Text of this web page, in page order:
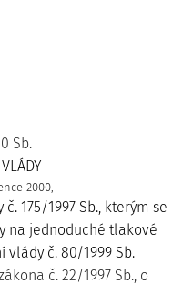
Sb.
2000,
175/1997 Sb., kterým se
na jednoduché tlakové
vlády č. 80/1999 Sb.
č. 22/1997 Sb., o